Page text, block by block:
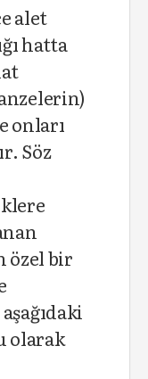
alet
hatta
onları
Söz
özel bir
olarak